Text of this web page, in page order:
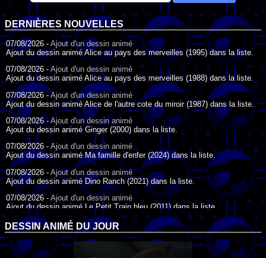
DERNIÈRES NOUVELLES
07/08/2026 - Ajout d'un dessin animé
Ajout du dessin animé Alice au pays des merveilles (1995) dans la liste.
07/08/2026 -Ajout d'un dessin animé
Ajout du dessin animé Alice au pays des merveilles (1988) dans la liste.
07/08/2026 -Ajout d'un dessin animé
Ajout du dessin animé Alice de l'autre cote du miroir (1987) dans la liste.
07/08/2026 -Ajout d'un dessin animé
Ajout du dessin animé Ginger (2000) dans la liste.
07/08/2026 -Ajout d'un dessin animé
Ajout du dessin animé Ma famille d'enfer (2024) dans la liste.
07/08/2026 - Ajout d'un dessin animé
Ajout du dessin animé Dino Ranch (2021) dans la liste.
07/08/2026 -Ajout d'un dessin animé
Ajout du dessin animé Le Petit Train bleu (2011) dans la liste.
07/08/2026 -Ajout d'un dessin animé
Ajout du dessin animé Agent Spécial Oso (2009) dans la liste.
17/07/2026 - Ajout d'un dessin animé
DESSIN ANIMÉ DU JOUR